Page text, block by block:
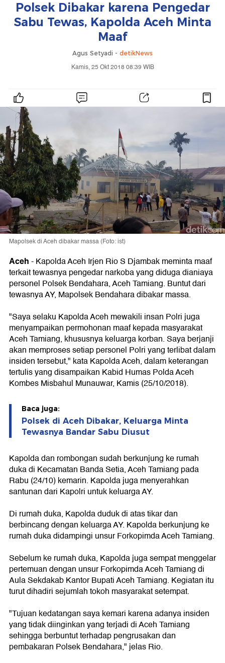
Polsek Dibakar karena Pengedar
Sabu Tewas, Kapolda Aceh Minta
Maaf
Agus Setyadi - detikNews
Kamis, 25 Okt 2018 08:39 WIB
Mapolsek di Aceh dibakar massa (Foto: ist)
Aceh-Kapolda Aceh Irjen Rio S Djambak meminta maaf
terkait tewasnya pengedar narkoba yang diduga dianiaya
personel Polsek Bendahara, Aceh Tamiang. Buntut dari
tewasnya AY, Mapolsek Bendahara dibakar massa.
"Saya selaku Kapolda Aceh mewakili insan Polri juga
menyampaikan permohonan maaf kepada masyarakat
Aceh Tamiang, khususnya keluarga korban. Saya berjanji
akan memproses setiap personel Polri yang terlibat dalam
insiden tersebut," kata Kapolda Aceh, dalam keterangan
tertulis yang disampaikan Kabid Humas Polda Aceh
Kombes Misbahul Munauwar, Kamis (25/10/2018).
Baca juga:
Polsek di Aceh Dibakar, Keluarga Minta
Tewasnya Bandar Sabu Diusut
Kapolda dan rombongan sudah berkunjung ke rumah
duka di Kecamatan Banda Setia, Aceh Tamiang pada
Rabu (24/10) kemarin. Kapolda juga menyerahkan
santunan dari Kapolri untuk keluarga AY.
Di rumah duka, Kapolda duduk di atas tikar dan
berbincang dengan keluarga AY. Kapolda berkunjung ke
rumah duka didampingi unsur Forkopimda Aceh Tamiang.
Sebelum ke rumah duka, Kapolda juga sempat menggelar
pertemuan dengan unsur Forkopimda Aceh Tamiang di
Aula Sekdakab Kantor Bupati Aceh Tamiang. Kegiatan itu
turut dihadiri sejumlah tokoh masyarakat setempat.
"Tujuan kedatangan saya kemari karena adanya insiden
yang tidak diinginkan yang terjadi di Aceh Tamiang
sehingga berbuntut terhadap pengrusakan dan
pembakaran Polsek Bendahara," jelas Rio.